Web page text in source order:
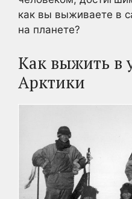
как вы выживаете в
на планете?
Как выжить в
Арктики